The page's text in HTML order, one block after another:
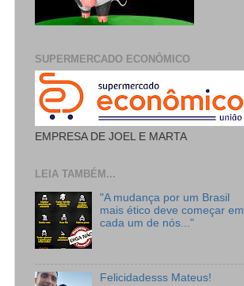
SUPERMERCADO ECONÔMICO
EMPRESA DE JOEL E MARTA
LEIA TAMBÉM...
"A mudança por um Brasil
mais ético deve começar em
cada um de nós..."
Felicidadesss Mateus!